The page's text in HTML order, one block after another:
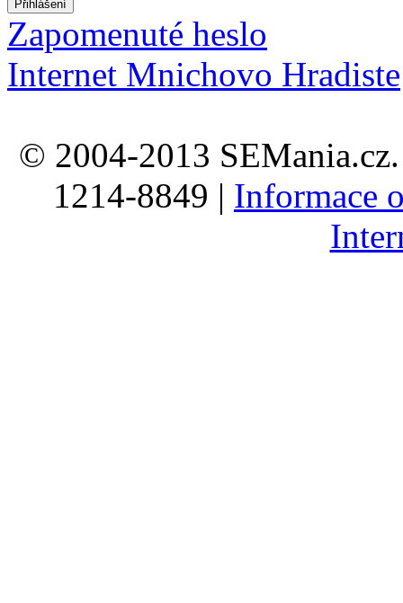
Zapomenuté heslo
Internet Mnichovo Hradiste
© 2004-2013
1214-8849 | Informace